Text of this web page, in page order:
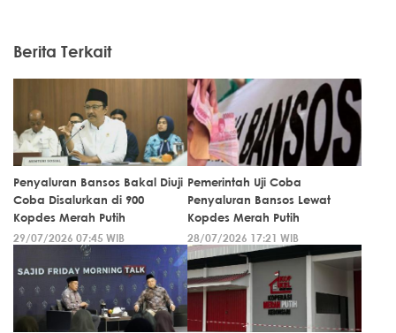
Berita Terkait
Penyaluran Bansos Bakal Diuji
Coba Disalurkan di 900
Kopdes Merah Putih
29/07/2026 07:45 WIB
Pemerintah Uji Coba
Penyaluran Bansos Lewat
Kopdes Merah Putih
28/07/2026 17:21 WIB